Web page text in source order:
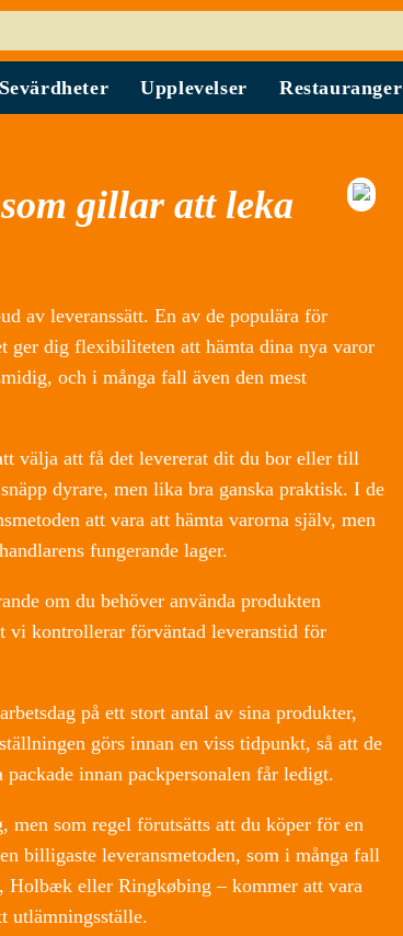
Sevärdheter Upplevelser Restauranger
gillar att leka
av leveranssätt. En av de populära för
dig flexibiliteten att hämta dina nya varor
och i många fall även den mest
välja att få det levererat dit du bor eller till
dyrare, men lika bra ganska praktisk. I de
att vara att hämta varorna själv, men
fungerande lager.
om du behöver använda produkten
vi kontrollerar förväntad leveranstid för
på ett stort antal av sina produkter,
görs innan en viss tidpunkt, så att de
innan packpersonalen får ledigt.
men som regel förutsätts att du köper för en
billigaste leveransmetoden, som i många fall
Holbæk eller Ringkøbing – kommer att vara
utlämningsställe.